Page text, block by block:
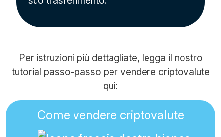
Per istruzioni più dettagliate, legga il nostro
tutorial passo-passo per vendere criptovalute
qui:
Come vendere criptovalute